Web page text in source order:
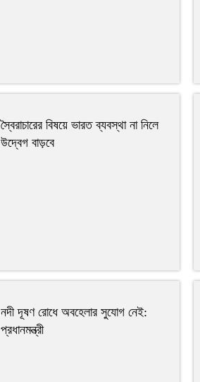
স্বৈরাচারের বিষয়ে ভারত ব্যবস্থা না নিলে
উদ্বেগ বাড়বে
নদী দূষণ রোধে অবহেলার সুযোগ নেই:
প্রধানমন্ত্রী